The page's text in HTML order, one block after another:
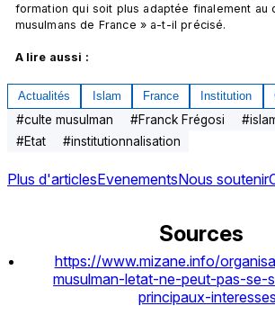
formation qui soit plus adaptée finalement au
musulmans de France » a-t-il précisé.
A lire aussi :
Actualités Islam France Institution
#culte musulman #Franck Frégosi #
#Etat #institutionnalisation
Plus d'articlesEvenementsNous soutenir
Sources
https://www.mizane.info/
musulman-letat-ne-peut-pas-se-
principaux-